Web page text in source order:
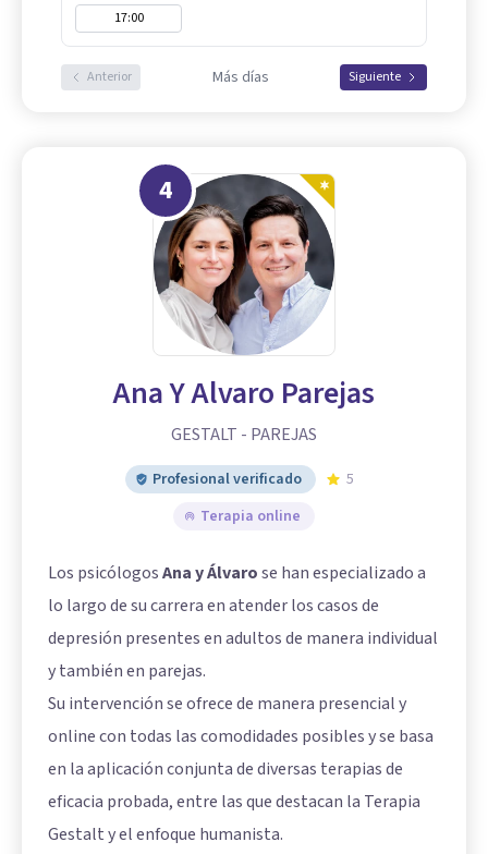
17:00
Anterior Más días Siguiente
4
Ana Y Alvaro Parejas
GESTALT - PAREJAS
Profesional verificado
5
Terapia online
Los psicólogosAna y Álvarose han especializado a
lo largo de su carrera en atender los casos de
depresión presentes en adultos de manera individual
y también en parejas.
Su intervención se ofrece de manera presencial y
online con todas las comodidades posibles y se basa
en la aplicación conjunta de diversas terapias de
eficacia probada, entre las que destacan la Terapia
Gestalt y el enfoque humanista.